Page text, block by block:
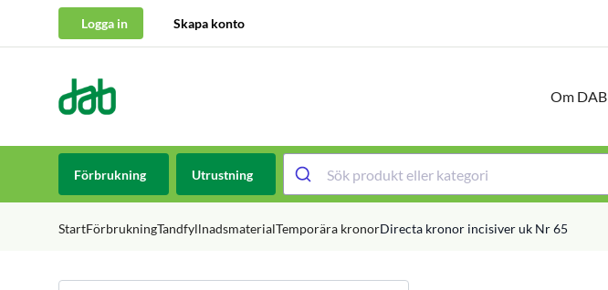
Logga in Skapa konto
DAB Dental Om DAB
Förbrukning Utrustning
StartFörbrukningTandfyllnadsmaterialTemporära kronorDirecta kronor incisiver uk Nr 65